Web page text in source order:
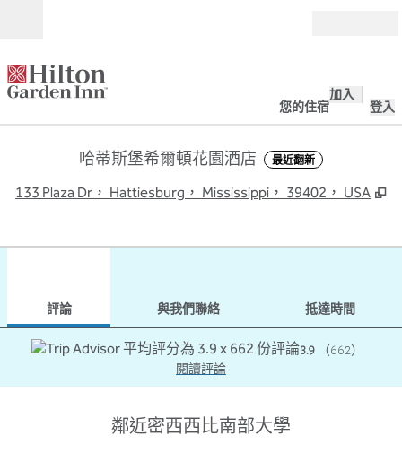
您的住宿
加入
登入
哈蒂斯堡希爾頓花園酒店 最近翻新
133 Plaza Dr， Hattiesburg， Mississippi， 39402， USA ,
評論 與我們聯絡 抵達時間
3.9 （662）
閱讀評論
鄰近密西西比南部大學